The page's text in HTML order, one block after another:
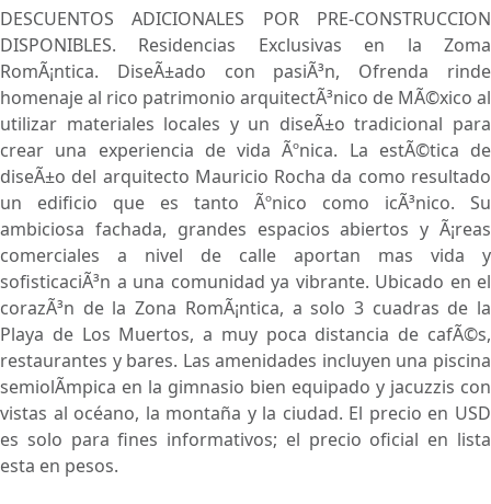
DESCUENTOS ADICIONALES POR PRE-CONSTRUCCION
DISPONIBLES. Residencias Exclusivas en la Zoma
RomÃ¡ntica. DiseÃ±ado con pasiÃ³n, Ofrenda rinde
homenaje al rico patrimonio arquitectÃ³nico de MÃ©xico al
utilizar materiales locales y un diseÃ±o tradicional para
crear una experiencia de vida Ãºnica. La estÃ©tica de
diseÃ±o del arquitecto Mauricio Rocha da como resultado
un edificio que es tanto Ãºnico como icÃ³nico. Su
ambiciosa fachada, grandes espacios abiertos y Ã¡reas
comerciales a nivel de calle aportan mas vida y
sofisticaciÃ³n a una comunidad ya vibrante. Ubicado en el
corazÃ³n de la Zona RomÃ¡ntica, a solo 3 cuadras de la
Playa de Los Muertos, a muy poca distancia de cafÃ©s,
restaurantes y bares. Las amenidades incluyen una piscina
semiolÃ­mpica en la gimnasio bien equipado y jacuzzis con
vistas al océano, la montaña y la ciudad. El precio en USD
es solo para fines informativos; el precio oficial en lista
esta en pesos.